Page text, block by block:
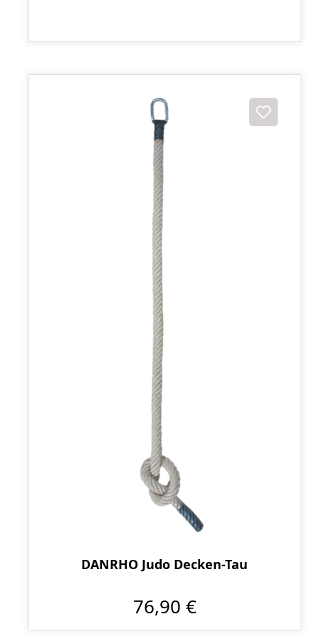
DANRHO Judo Decken-Tau
76,90 €